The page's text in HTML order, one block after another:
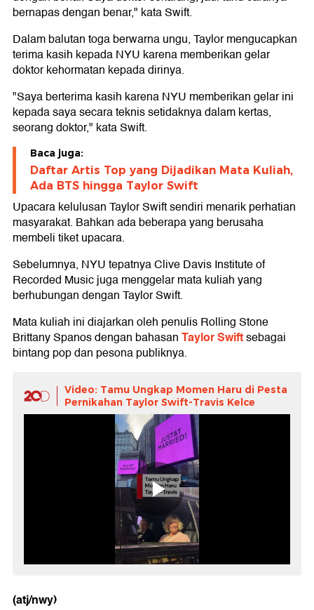
bernapas dengan benar," kata Swift.
Dalam balutan toga berwarna ungu, Taylor mengucapkan
terima kasih kepada NYU karena memberikan gelar
doktor kehormatan kepada dirinya.
"Saya berterima kasih karena NYU memberikan gelar ini
kepada saya secara teknis setidaknya dalam kertas,
seorang doktor," kata Swift.
Baca juga:
Daftar Artis Top yang Dijadikan Mata Kuliah,
Ada BTS hingga Taylor Swift
Upacara kelulusan Taylor Swift sendiri menarik perhatian
masyarakat. Bahkan ada beberapa yang berusaha
membeli tiket upacara.
Sebelumnya, NYU tepatnya Clive Davis Institute of
Recorded Music juga menggelar mata kuliah yang
berhubungan dengan Taylor Swift.
Mata kuliah ini diajarkan oleh penulis Rolling Stone
Brittany Spanos dengan bahasanTaylor Swiftsebagai
bintang pop dan pesona publiknya.
Video: Tamu Ungkap Momen Haru di Pesta
Pernikahan Taylor Swift-Travis Kelce
(atj/nwy)